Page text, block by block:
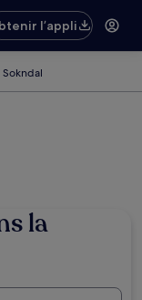
l’appli
la